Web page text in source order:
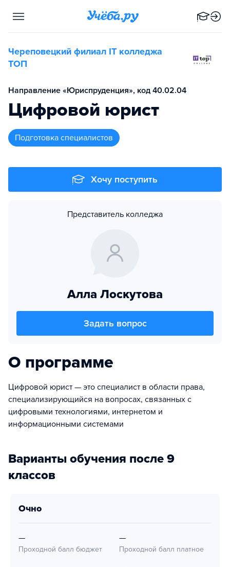
Череповецкий филиал IT колледжа
TOП
Направление «Юриспруденция», код 40.02.04
Цифровой юрист
подготовка специалистов
Хочу поступить
Представитель колледжа
Алла Лоскутова
Задать вопрос
О программе
Цифровой юрист — это специалист в области права,
специализирующийся на вопросах, связанных с
цифровыми технологиями, интернетом и
информационными системами
Варианты обучения после 9
классов
очно
—
Проходной балл бюджет
—
Проходной балл платное